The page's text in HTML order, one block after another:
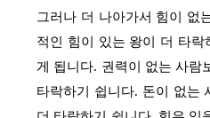
그러나 더 나아가서 힘이 없
적인 힘이 있는 왕이 더 타
게 됩니다. 권력이 없는 사람
타락하기 쉽니다. 돈이 없는